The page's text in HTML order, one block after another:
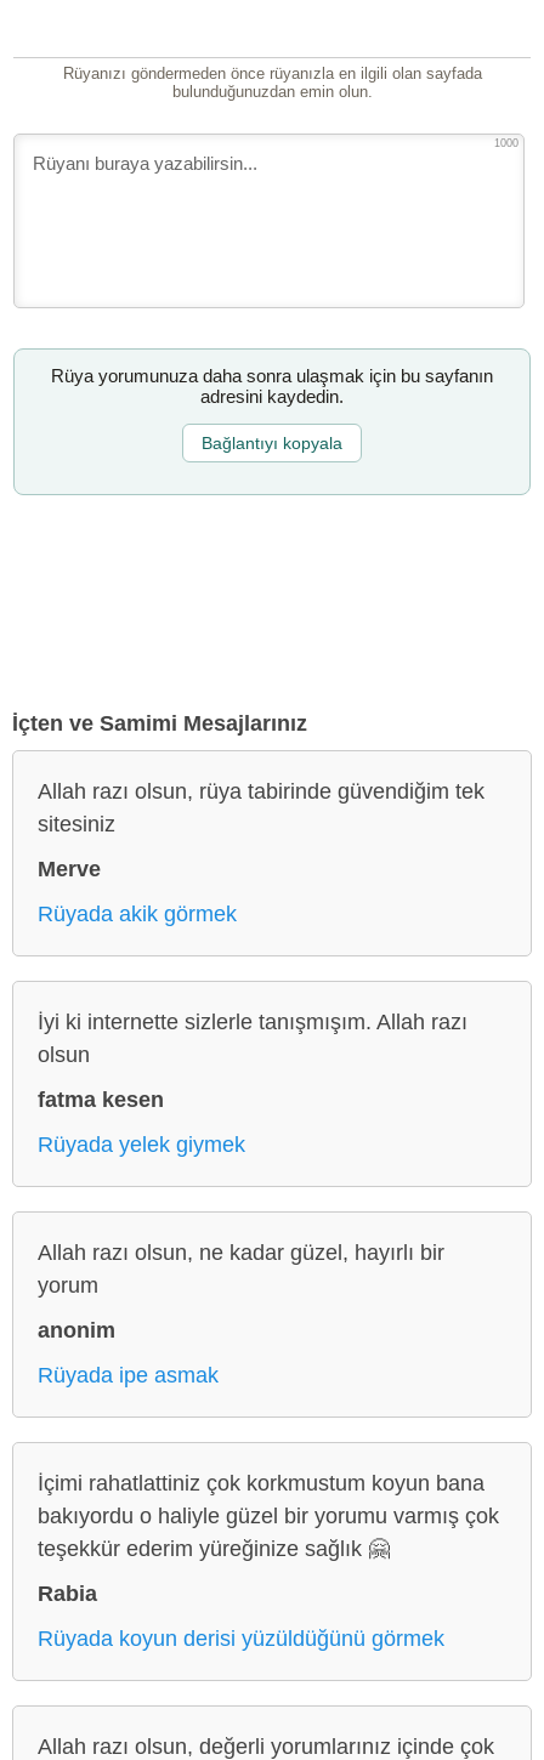
Rüyanızı göndermeden önce rüyanızla en ilgili olan sayfada
bulunduğunuzdan emin olun.
1000
Rüya yorumunuza daha sonra ulaşmak için bu sayfanın
adresini kaydedin.
Bağlantıyı kopyala
İçten ve Samimi Mesajlarınız
Allah razı olsun, rüya tabirinde güvendiğim tek
sitesiniz
Merve
Rüyada akik görmek
İyi ki internette sizlerle tanışmışım. Allah razı
olsun
fatma kesen
Rüyada yelek giymek
Allah razı olsun, ne kadar güzel, hayırlı bir
yorum
anonim
Rüyada ipe asmak
İçimi rahatlattiniz çok korkmustum koyun bana
bakıyordu o haliyle güzel bir yorumu varmış çok
teşekkür ederim yüreğinize sağlık 🤗
Rabia
Rüyada koyun derisi yüzüldüğünü görmek
Allah razı olsun, değerli yorumlarınız içinde çok